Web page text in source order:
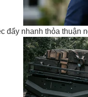
đẩy nhanh thỏa thuận